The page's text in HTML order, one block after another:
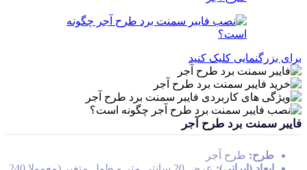
برای بزرگنمایی کلیک کنید
فایبر سمنت برد طرح آجر
طرح: طرح آجر